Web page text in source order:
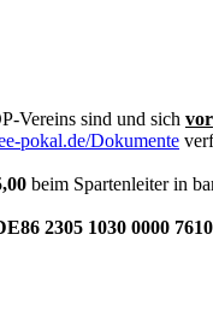
Vereins sind und sich vor
pokal.de/Dokumente
beim Spartenleiter in
2305 1030 0000